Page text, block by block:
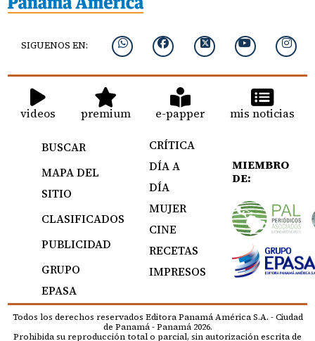
SIGUENOS EN:
videos premium e-papper mis noticias
BUSCAR
MAPA DEL
SITIO
CLASIFICADOS
PUBLICIDAD
GRUPO
EPASA
CRÍTICA
DÍA A
DÍA
MUJER
CINE
RECETAS
IMPRESOS
MIEMBRO
DE:
Todos los derechos reservados Editora Panamá América S.A. - Ciudad
de Panamá - Panamá 2026.
Prohibida su reproducción total o parcial, sin autorización escrita de